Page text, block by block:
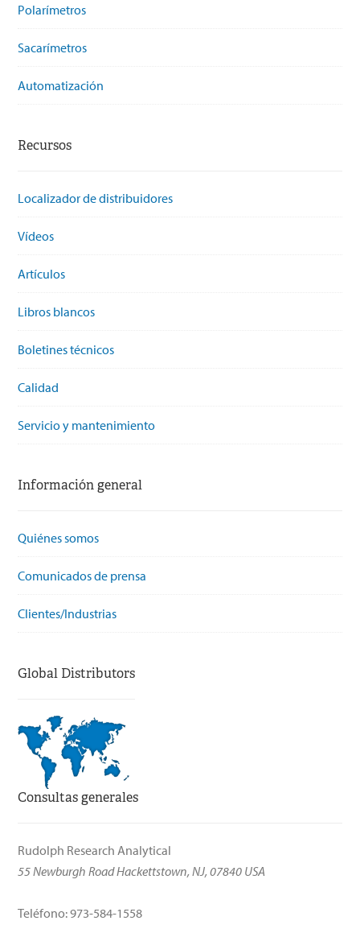
Polarímetros
Sacarímetros
Automatización
Recursos
Localizador de distribuidores
Vídeos
Artículos
Libros blancos
Boletines técnicos
Calidad
Servicio y mantenimiento
Información general
Quiénes somos
Comunicados de prensa
Clientes/Industrias
Global Distributors
Consultas generales
Rudolph Research Analytical
55 Newburgh Road Hackettstown, NJ, 07840 USA
Teléfono: 973-584-1558